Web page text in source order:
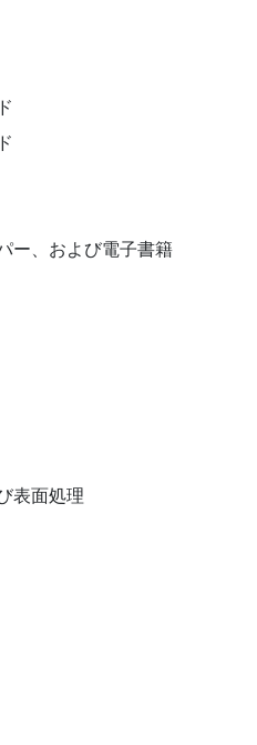
ー、および電子書籍
表面処理